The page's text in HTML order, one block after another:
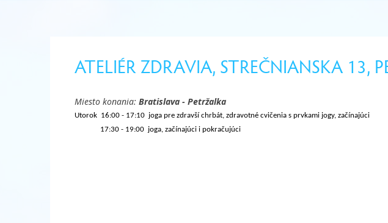
ATELIÉR ZDRAVIA, STREČNIANSKA 13,
Miesto konania: Bratislava - Petržalka
Utorok 16:00 - 17:10 joga pre zdravší chrbát, zdravotné cvičenia s prvkami jogy, začínajúci
17:30 - 19:00 joga, začínajúci i pokračujúci